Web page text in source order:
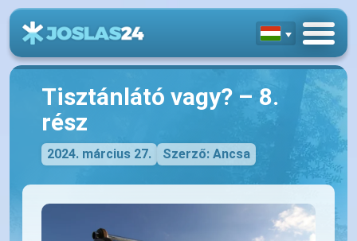
Tisztánlátó vagy? – 8.
rész
2024. március 27. Szerző: Ancsa